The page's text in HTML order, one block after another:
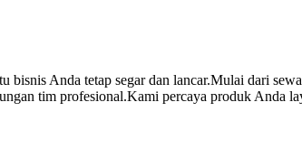
bisnis Anda tetap segar dan lancar.Mulai dari
tim profesional.Kami percaya produk Anda